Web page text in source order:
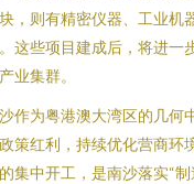
，则有精密仪器、工业机
这些项目建成后，将进一
业集群。
作为粤港澳大湾区的几何
策红利，持续优化营商环
集中开工，是南沙落实“